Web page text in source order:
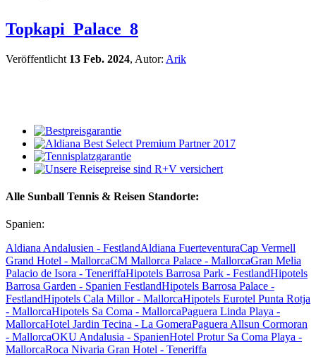
Topkapi_Palace_8
Veröffentlicht 13 Feb. 2024, Autor: Arik
Alle Sunball Tennis & Reisen Standorte:
Spanien:
Aldiana Andalusien - FestlandAldiana FuerteventuraCap Vermell
Grand Hotel - MallorcaCM Mallorca Palace - MallorcaGran Melia
Palacio de Isora - TeneriffaHipotels Barrosa Park - FestlandHipotels
Barrosa Garden - Spanien FestlandHipotels Barrosa Palace -
FestlandHipotels Cala Millor - MallorcaHipotels Eurotel Punta Rotja
- MallorcaHipotels Sa Coma - MallorcaPaguera Linda Playa -
MallorcaHotel Jardin Tecina - La GomeraPaguera Allsun Cormoran
- MallorcaOKU Andalusia - SpanienHotel Protur Sa Coma Playa -
MallorcaRoca Nivaria Gran Hotel - Teneriffa